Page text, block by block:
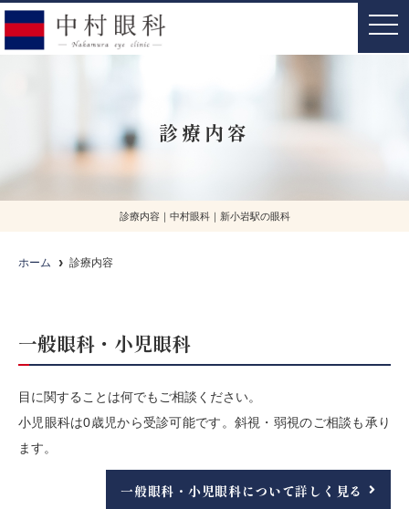
t
o
i
診療内容
診療内容｜中村眼科｜新小岩駅の眼科
ホーム 診療内容
一般眼科・小児眼科
目に関することは何でもご相談ください。
小児眼科は0歳児から受診可能です。斜視・弱視のご相談も承り
ます。
一般眼科・小児眼科について詳しく見る